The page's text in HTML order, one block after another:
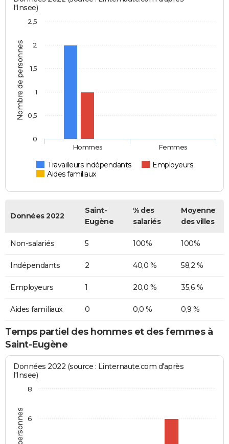
Nombre de personnes
l'Insee)
Travailleurs indépendants
Employeurs
Aides familiaux
Hommes Femmes
0
0,5
1
1,5
2
2,5
Données 2022
Saint-
Eugène
% des
salariés
Moyenne
des villes
Non-salariés 5 100% 100%
Indépendants 2 40,0 % 58,2 %
Employeurs 1 20,0 % 35,6 %
Aides familiaux 0 0,0 % 0,9 %
Temps partiel des hommes et des femmes à
Saint-Eugène
Données 2022 (source : Linternaute.com d'après
l'Insee)
6
8